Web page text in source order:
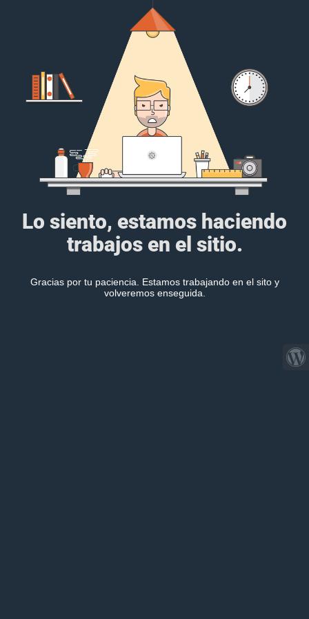
Lo siento, estamos haciendo
trabajos en el sitio.
Gracias por tu paciencia. Estamos trabajando en el sito y
volveremos enseguida.